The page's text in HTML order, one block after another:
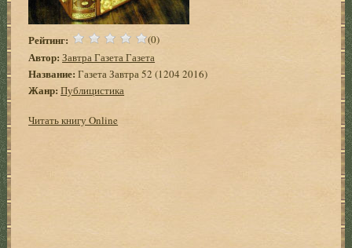
Рейтинг: (0)
Автор: Завтра Газета Газета
Название: Газета Завтра 52 (1204 2016)
Жанр: Публицистика
Читать книгу Online